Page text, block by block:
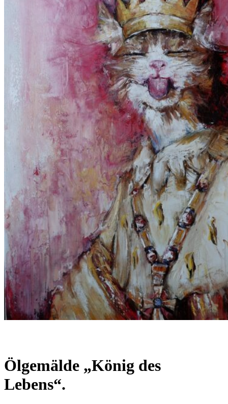
Kontakt
Anmelden
Warenkorb /0.00€
Es befinden sich keine Produkte im Warenkorb.
Warenkorb
Es befinden sich keine Produkte im Warenkorb.
Ölgemälde „König des
Lebens“.